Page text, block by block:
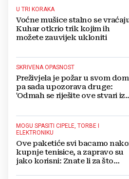
U TRI KORAKA
Voćne mušice stalno se
Kuhar otkrio trik kojim ih
možete zauvijek ukloniti
SKRIVENA OPASNOST
Preživjela je požar u svom
pa sada upozorava druge:
'Odmah se riješite ove stvari iz
MOGU SPASITI CIPELE, TORBE I
ELEKTRONIKU
Ove paketiće svi bacamo
kupnje tenisice, a zapravo su
jako korisni: Znate li za što